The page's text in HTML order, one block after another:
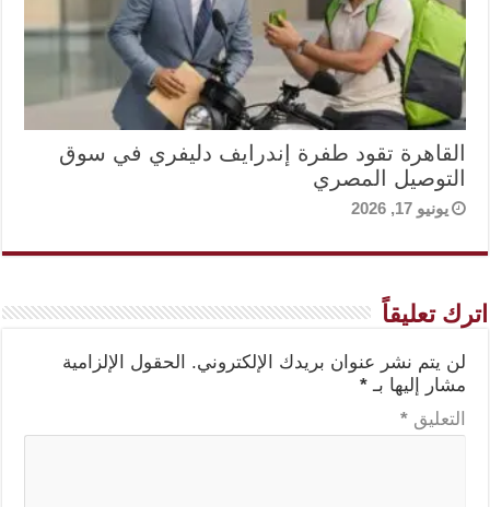
القاهرة تقود طفرة إندرايف دليفري في سوق
التوصيل المصري
يونيو 17, 2026
اترك تعليقاً
لن يتم نشر عنوان بريدك الإلكتروني.
الحقول الإلزامية
مشار إليها بـ *
التعليق *